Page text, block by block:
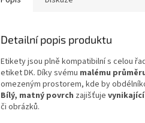
Detailní popis produktu
Etikety jsou plně kompatibilní s celou
etiket DK. Díky svému malému
omezeným prostorem, kde by
Bílý, matný povrch zajišťuje
či obrázků.